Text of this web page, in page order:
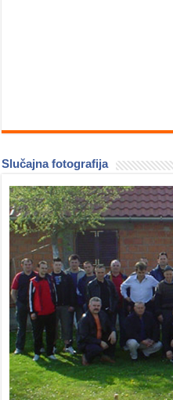
Slučajna fotografija